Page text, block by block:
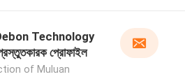
Technology
প্রোফাইল
of Muluan